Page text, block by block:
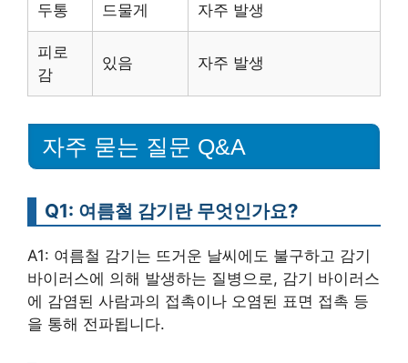
두통 드물게 자주 발생
피로
감
있음 자주 발생
자주 묻는 질문 Q&A
Q1: 여름철 감기란 무엇인가요?
A1: 여름철 감기는 뜨거운 날씨에도 불구하고 감기
바이러스에 의해 발생하는 질병으로, 감기 바이러스
에 감염된 사람과의 접촉이나 오염된 표면 접촉 등
을 통해 전파됩니다.